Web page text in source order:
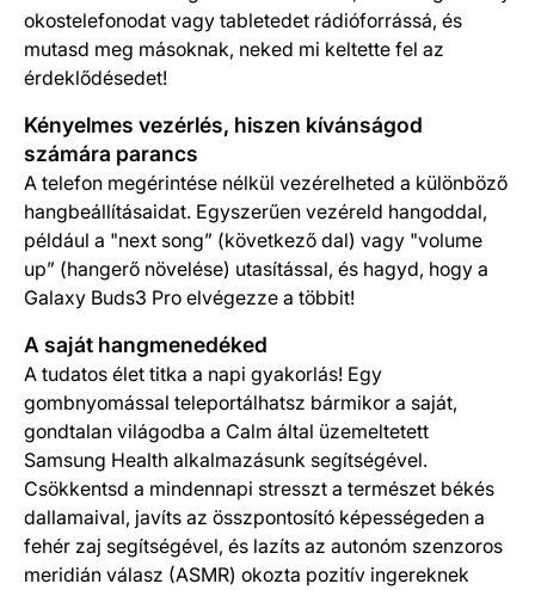
okostelefonodat vagy tabletedet rádióforrássá, és
mutasd meg másoknak, neked mi keltette fel az
érdeklődésedet!
Kényelmes vezérlés, hiszen kívánságod
számára parancs
A telefon megérintése nélkül vezérelheted a különböző
hangbeállításaidat. Egyszerűen vezéreld hangoddal,
például a "next song” (következő dal) vagy "volume
up” (hangerő növelése) utasítással, és hagyd, hogy a
Galaxy Buds3 Pro elvégezze a többit!
A saját hangmenedéked
A tudatos élet titka a napi gyakorlás! Egy
gombnyomással teleportálhatsz bármikor a saját,
gondtalan világodba a Calm által üzemeltetett
Samsung Health alkalmazásunk segítségével.
Csökkentsd a mindennapi stresszt a természet békés
dallamaival, javíts az összpontosító képességeden a
fehér zaj segítségével, és lazíts az autonóm szenzoros
meridián válasz (ASMR) okozta pozitív ingereknek